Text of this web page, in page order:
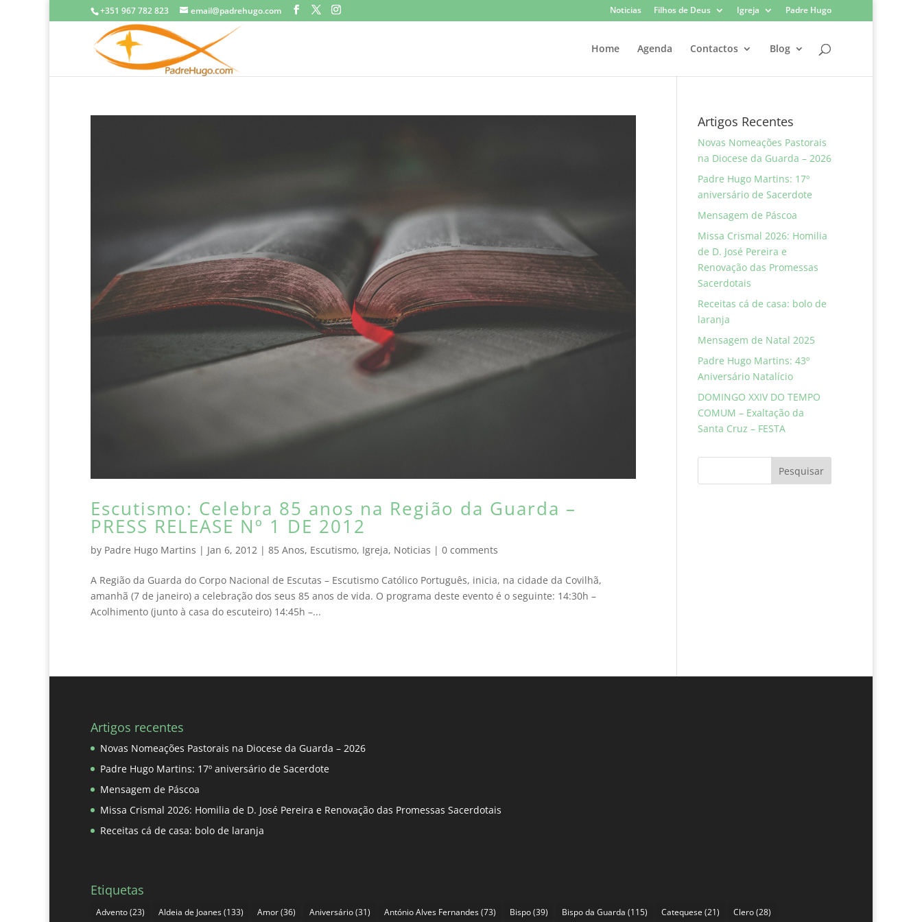
+351 967 782 823 email@padrehugo.com Noticias Filhos de Deus Igreja Padre Hugo
Home Agenda Contactos Blog
Escutismo: Celebra 85 anos na Região da Guarda –
PRESS RELEASE Nº 1 DE 2012
by Padre Hugo Martins | Jan 6, 2012 | 85 Anos, Escutismo, Igreja, Noticias | 0 comments
A Região da Guarda do Corpo Nacional de Escutas – Escutismo Católico Português, inicia, na cidade da Covilhã,
amanhã (7 de janeiro) a celebração dos seus 85 anos de vida. O programa deste evento é o seguinte: 14:30h –
Acolhimento (junto à casa do escuteiro) 14:45h –...
Artigos Recentes
Novas Nomeações Pastorais
na Diocese da Guarda – 2026
Padre Hugo Martins: 17º
aniversário de Sacerdote
Mensagem de Páscoa
Missa Crismal 2026: Homilia
de D. José Pereira e
Renovação das Promessas
Sacerdotais
Receitas cá de casa: bolo de
laranja
Mensagem de Natal 2025
Padre Hugo Martins: 43º
Aniversário Natalício
DOMINGO XXIV DO TEMPO
COMUM – Exaltação da
Santa Cruz – FESTA
Pesquisar
Artigos recentes
Novas Nomeações Pastorais na Diocese da Guarda – 2026
Padre Hugo Martins: 17º aniversário de Sacerdote
Mensagem de Páscoa
Missa Crismal 2026: Homilia de D. José Pereira e Renovação das Promessas Sacerdotais
Receitas cá de casa: bolo de laranja
Etiquetas
Advento(23) Aldeia de Joanes(133) Amor(36) Aniversário(31) António Alves Fernandes(73) Bispo(39) Bispo da Guarda (115) Catequese (21) Clero(28)